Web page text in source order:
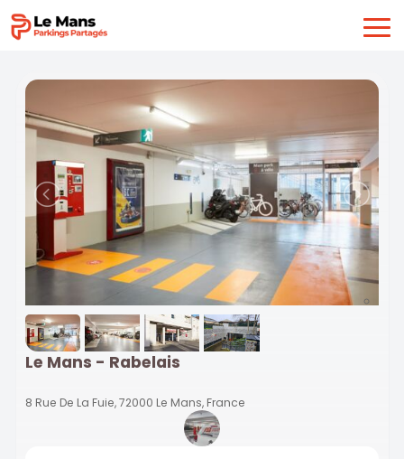
Le Mans - Rabelais
8 Rue De La Fuie, 72000 Le Mans, France